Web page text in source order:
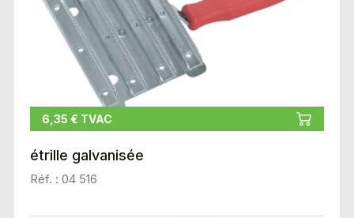
6,35 € TVAC
étrille galvanisée
Réf. : 04 516